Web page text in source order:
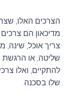
הצרכים האלו,
מדיכאון הם
צריך אוכל, שינה,
שליטה, או הרגשת
להתקיים, ואלו
שלו בסכנה.